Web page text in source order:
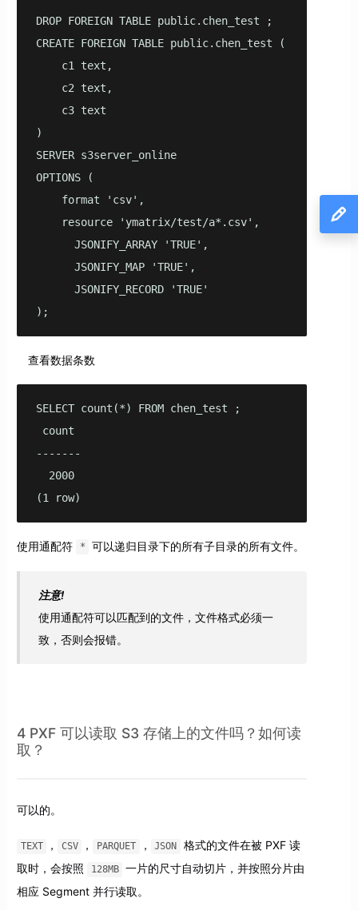
DROP FOREIGN TABLE public.chen_test ;
CREATE FOREIGN TABLE public.chen_test (
    c1 text,
    c2 text,
    c3 text
)
SERVER s3server_online
OPTIONS (
    format 'csv',
    resource 'ymatrix/test/a*.csv',
      JSONIFY_ARRAY 'TRUE',
      JSONIFY_MAP 'TRUE',
      JSONIFY_RECORD 'TRUE'
);
查看数据条数
SELECT count(*) FROM chen_test ;
count
-------
  2000
(1 row)
使用通配符 * 可以递归目录下的所有子目录的所有文件。
注意!
使用通配符可以匹配到的文件，文件格式必须一
致，否则会报错。
4 PXF 可以读取 S3 存储上的文件吗？如何读
取？
可以的。
TEXT ， CSV ， PARQUET ， JSON
格式的文件在被 PXF 读
取时，会按照
128MB
一片的尺寸自动切片，并按照分片由
相应 Segment 并行读取。